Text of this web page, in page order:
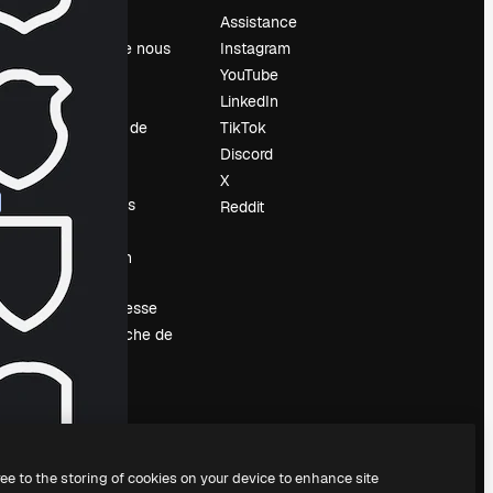
Prix
À propos de nous
Avis
Carrières
Tendances de
recherche
Blog
Événements
Slidesgo
Vendre mon
contenu
Salle de presse
À la recherche de
magnific.ai
Assistance
Instagram
YouTube
LinkedIn
TikTok
Discord
X
Reddit
to the storing of cookies on your device to enhance site